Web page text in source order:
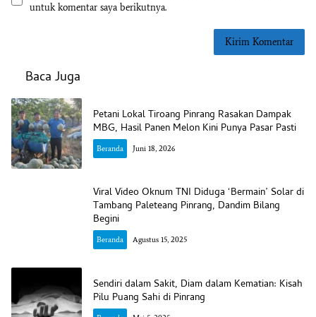
untuk komentar saya berikutnya.
Baca Juga
Petani Lokal Tiroang Pinrang Rasakan Dampak
MBG, Hasil Panen Melon Kini Punya Pasar Pasti
Beranda Juni 18, 2026
Viral Video Oknum TNI Diduga ‘Bermain’ Solar di
Tambang Paleteang Pinrang, Dandim Bilang
Begini
Beranda Agustus 15, 2025
Sendiri dalam Sakit, Diam dalam Kematian: Kisah
Pilu Puang Sahi di Pinrang